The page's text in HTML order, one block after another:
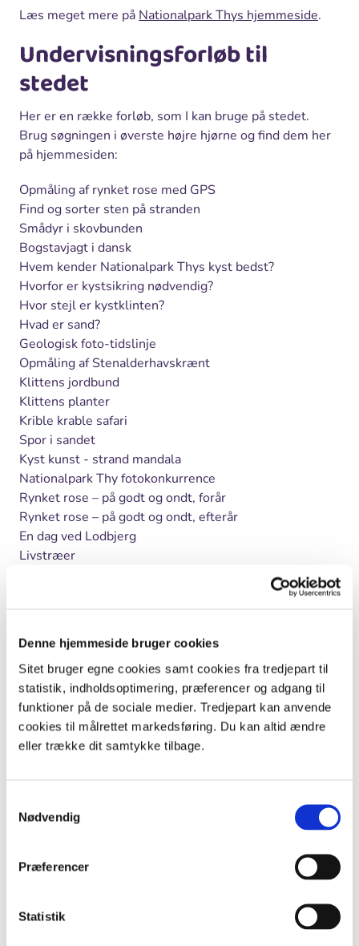
Denne hjemmeside bruger cookies
Sitet bruger egne cookies samt cookies fra tredjepart til
statistik, indholdsoptimering, præferencer og adgang til
funktioner på de sociale medier. Tredjepart kan anvende
cookies til målrettet markedsføring. Du kan altid ændre
eller trække dit samtykke tilbage.
Nødvendig
Præferencer
Statistik
Læs meget mere på Nationalpark Thys hjemmeside.
Undervisningsforløb til
stedet
Her er en række forløb, som I kan bruge på stedet.
Brug søgningen i øverste højre hjørne og find dem her
på hjemmesiden:
Opmåling af rynket rose med GPS
Find og sorter sten på stranden
Smådyr i skovbunden
Bogstavjagt i dansk
Hvem kender Nationalpark Thys kyst bedst?
Hvorfor er kystsikring nødvendig?
Hvor stejl er kystklinten?
Hvad er sand?
Geologisk foto-tidslinje
Opmåling af Stenalderhavskrænt
Klittens jordbund
Klittens planter
Krible krable safari
Spor i sandet
Kyst kunst - strand mandala
Nationalpark Thy fotokonkurrence
Rynket rose – på godt og ondt, forår
Rynket rose – på godt og ondt, efterår
En dag ved Lodbjerg
Livstræer